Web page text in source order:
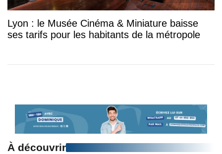
Lyon : le Musée Cinéma & Miniature baisse
ses tarifs pour les habitants de la métropole
À découvrir